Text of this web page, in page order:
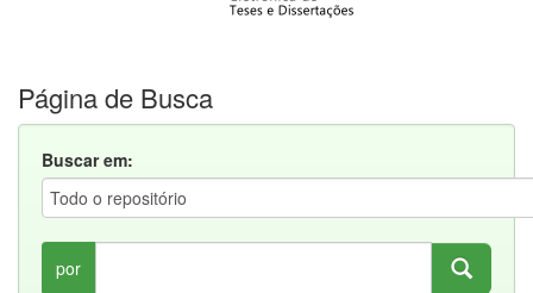
Página de Busca
Buscar em:
por